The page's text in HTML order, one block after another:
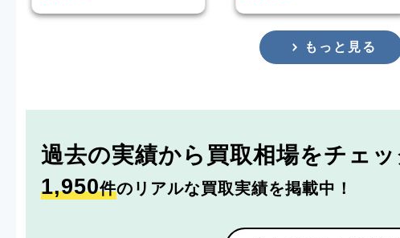
もっと見る
過去の実績から 買取相場をチェ
1,950件のリアルな買取実績を掲載中！